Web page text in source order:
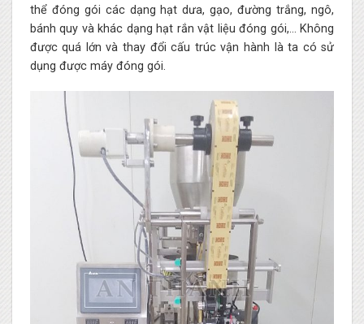
thể đóng gói các dạng hạt dưa, gạo, đường trắng, ngô,
bánh quy và khác dạng hạt rắn vật liệu đóng gói,… Không
được quá lớn và thay đổi cấu trúc vận hành là ta có sử
dụng được máy đóng gói.